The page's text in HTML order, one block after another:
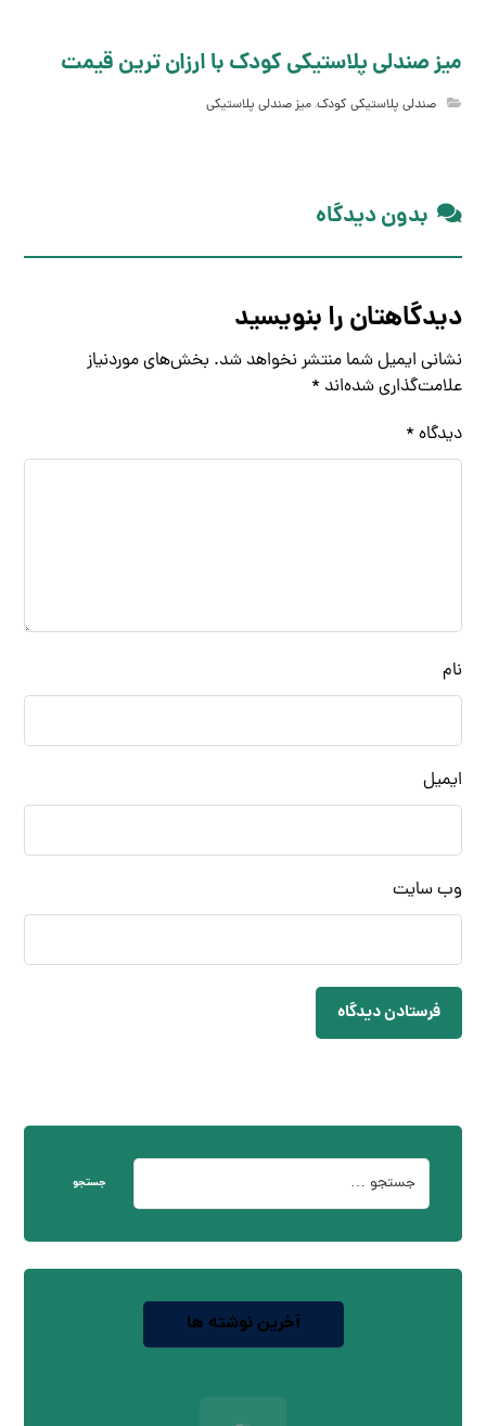
میز صندلی پلاستیکی کودک با ارزان ترین قیمت
صندلی پلاستیکی کودک,میز صندلی پلاستیکی
بدون دیدگاه
دیدگاهتان را بنویسید
نشانی ایمیل شما منتشر نخواهد شد. بخش‌های موردنیاز
علامت‌گذاری شده‌اند *
دیدگاه *
نام
ایمیل
وب‌ سایت
فرستادن دیدگاه
جستجو
آخرین نوشته ها